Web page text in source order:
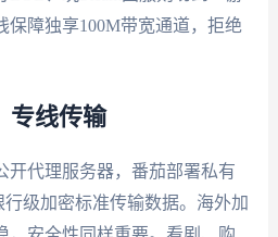
障独享100M带宽通道，拒绝
专线传输
开代理服务器，番茄部署私有
行级加密标准传输数据。海外加